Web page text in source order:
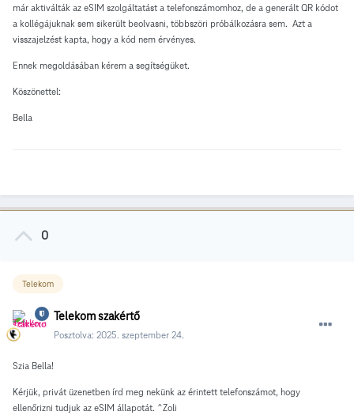
már aktiválták az eSIM szolgáltatást a telefonszámomhoz, de a generált QR kódot
a kollégájuknak sem sikerült beolvasni, többszöri próbálkozásra sem. Azt a
visszajelzést kapta, hogy a kód nem érvényes.
Ennek megoldásában kérem a segítségüket.
Köszönettel:
Bella
0
Telekom
Telekom szakértő
Posztolva: 2025. szeptember 24.
Szia Bella!
Kérjük, privát üzenetben írd meg nekünk az érintett telefonszámot, hogy
ellenőrizni tudjuk az eSIM állapotát. ^Zoli